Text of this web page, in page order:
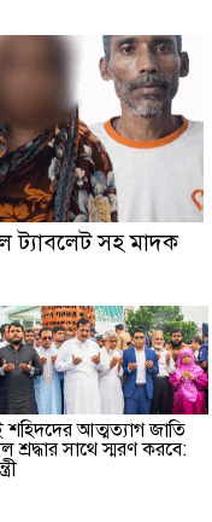
ট্যাবলেট সহ মাদক
আত্মত্যাগ জাতি
শ্রদ্ধার সাথে স্মরণ করবে: